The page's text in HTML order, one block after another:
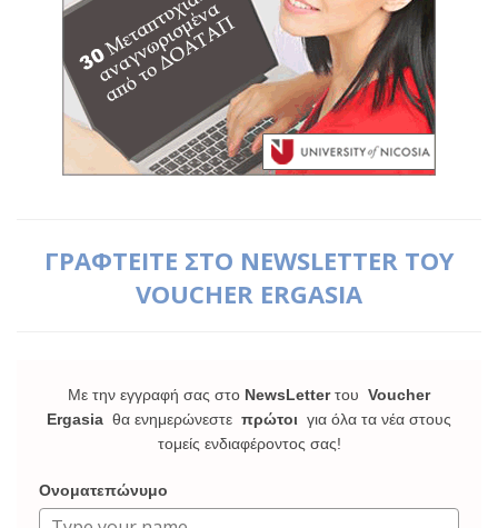
ΓΡΑΦΤΕΙΤΕ ΣΤΟ NEWSLETTER ΤΟΥ
VOUCHER ERGASIA
Με την εγγραφή σας στο NewsLetterτου Voucher
Ergasia θα ενημερώνεστε πρώτοι για όλα τα νέα στους
τομείς ενδιαφέροντος σας!
Ονοματεπώνυμο